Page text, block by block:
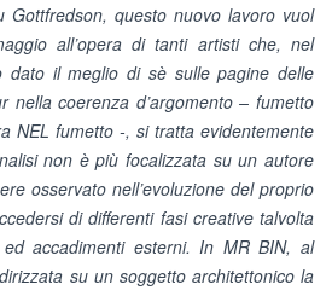
questo nuovo lavoro vuol
all’opera di tanti artisti che, nel
dato il meglio di sè sulle pagine delle
nella coerenza d’argomento – fumetto
NEL fumetto -, si tratta evidentemente
non è più focalizzata su un autore
osservato nell’evoluzione del proprio
di differenti fasi creative talvolta
accadimenti esterni. In MR BIN, al
su un soggetto architettonico la